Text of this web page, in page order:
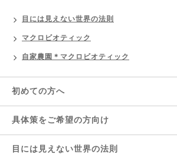
目には見えない世界の法則
マクロビオティック
自家農園＊マクロビオティック
初めての方へ
具体策をご希望の方向け
目には見えない世界の法則